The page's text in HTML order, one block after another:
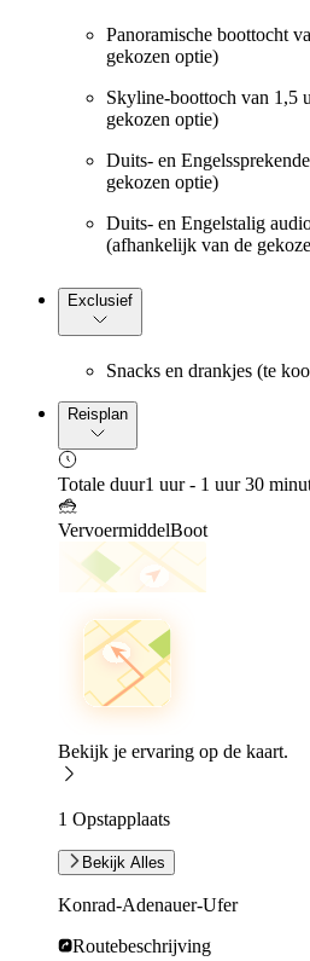
Panoramische boottocht
gekozen optie)
Skyline-boottoch van 1,5
gekozen optie)
Duits- en
gekozen optie)
Duits- en Engelstalig
(afhankelijk van de
Exclusief
Snacks en drankjes (te
Reisplan
Totale duur1 uur - 1 uur 30
VervoermiddelBoot
Bekijk je ervaring op de kaart.
1 Opstapplaats
Bekijk Alles
Konrad-Adenauer-Ufer
Routebeschrijving